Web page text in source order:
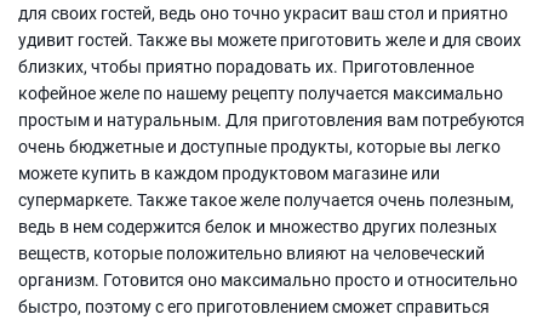
для своих гостей, ведь оно точно украсит ваш стол и приятно
удивит гостей. Также вы можете приготовить желе и для своих
близких, чтобы приятно порадовать их. Приготовленное
кофейное желе по нашему рецепту получается максимально
простым и натуральным. Для приготовления вам потребуются
очень бюджетные и доступные продукты, которые вы легко
можете купить в каждом продуктовом магазине или
супермаркете. Также такое желе получается очень полезным,
ведь в нем содержится белок и множество других полезных
веществ, которые положительно влияют на человеческий
организм. Готовится оно максимально просто и относительно
быстро, поэтому с его приготовлением сможет справиться